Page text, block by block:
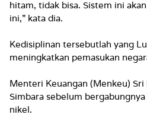
hitam, tidak bisa. Sistem ini
ini,” kata dia.
Kedisiplinan tersebutlah yang
meningkatkan pemasukan
Menteri Keuangan (Menkeu)
Simbara sebelum
nikel.